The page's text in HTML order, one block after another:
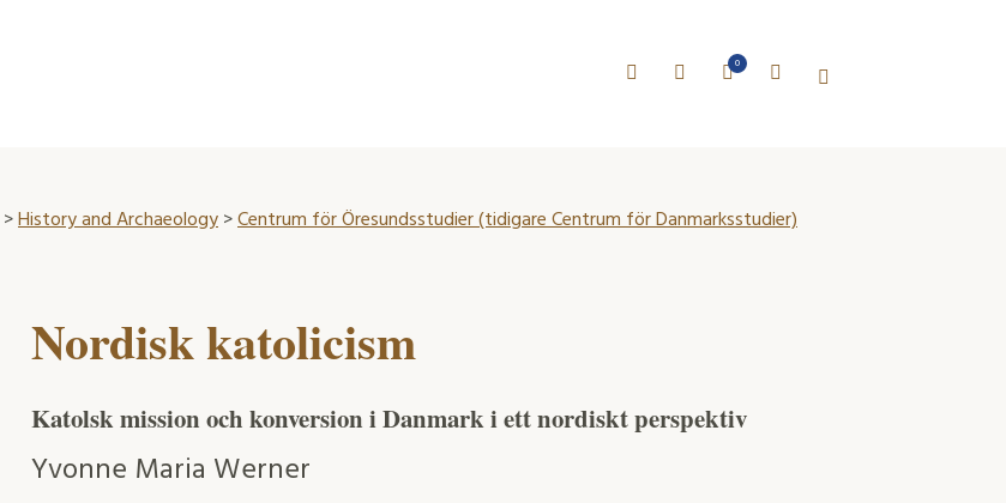
0
>History and Archaeology>Centrum för Öresundsstudier (tidigare Centrum för Danmarksstudier)
Nordisk katolicism
Katolsk mission och konversion i Danmark i ett nordiskt perspektiv
Yvonne Maria Werner